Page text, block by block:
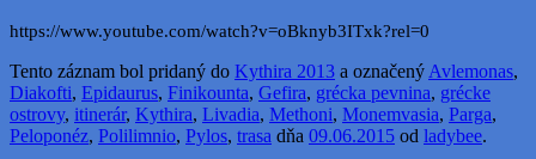
https://www.youtube.com/watch?v=oBknyb3ITxk?rel=0
Tento záznam bol pridaný do Kythira 2013 a označený Avlemonas,
Diakofti, Epidaurus, Finikounta, Gefira, grécka pevnina, grécke
ostrovy, itinerár, Kythira, Livadia, Methoni, Monemvasia, Parga,
Peloponéz, Polilimnio, Pylos, trasa dňa 09.06.2015 od ladybee.